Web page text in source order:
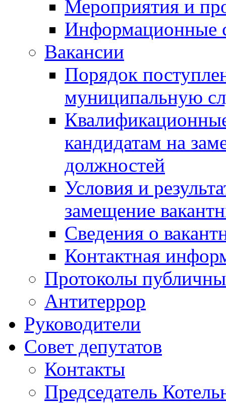
Мероприятия и
Информационные
Вакансии
Порядок
муниципальную
кандидатам на
должностей
Условия и
замещение
Сведения о
Контактная
Протоколы
Антитеррор
Руководители
Совет депутатов
Контакты
Председатель